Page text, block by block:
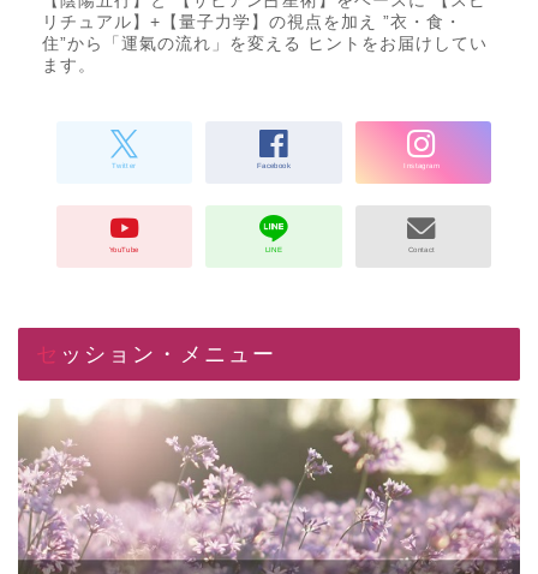
リチュアル】+【量子力学】の視点を加え ”衣・食・
住”から「運氣の流れ」を変える ヒントをお届けしてい
ます。
セッション・メニュー